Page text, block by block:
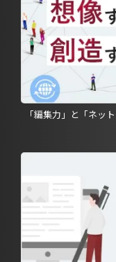
「編集力」と「ネッ